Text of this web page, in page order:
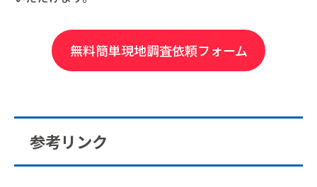
無料簡単現地調査依頼フォーム
参考リンク